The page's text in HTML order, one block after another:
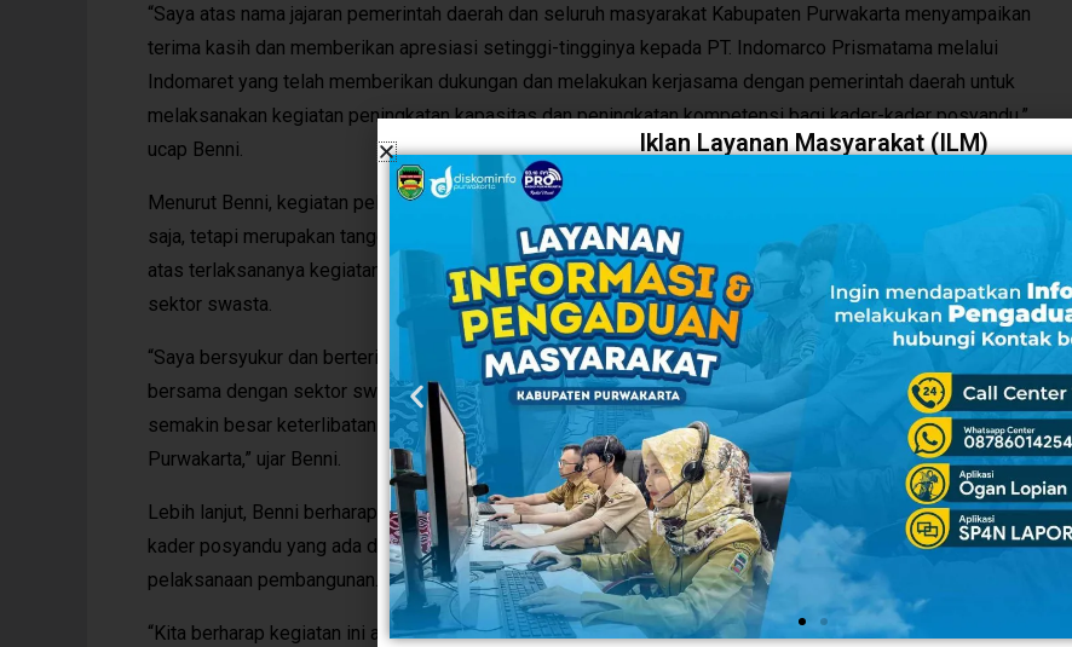
“Saya atas nama jajaran pemerintah daerah dan seluruh masyarakat Kabupaten Purwakarta menyampaikan
terima kasih dan memberikan apresiasi setinggi-tingginya kepada PT. Indomarco Prismatama melalui
Indomaret yang telah memberikan dukungan dan melakukan kerjasama dengan pemerintah daerah untuk
melaksanakan kegiatan peningkatan kapasitas dan peningkatan kompetensi bagi kader-kader posyandu,”
ucap Benni.
Menurut Benni, kegiatan pelatihan kader posyandu tidak hanya menjadi tanggung jawab pemerintah daerah
saja, tetapi merupakan tanggung jawab semua pihak. Pemerintah daerah sangat bersyukur dan berterima kasih
atas terlaksananya kegiatan peningkatan kompetensi yang telah dilakukan secara bersama-sama dengan
sektor swasta.
“Saya bersyukur dan berterimakasih karena bisa menyelenggarakan kegiatan peningkatan kompetensi ini
bersama dengan sektor swasta. Saya juga berharap, teman-teman dari media ikut andil di dalamnya, sehingga
semakin besar keterlibatan berbagai pihak dalam kegiatan peningkatan sumber daya manusia di Kabupaten
Purwakarta,” ujar Benni.
Lebih lanjut, Benni berharap kegiatan pelatihan kader posyandu dapat dilakukan secara terus-menerus. Karena,
kader posyandu yang ada di tengah-tengah masyarakat merupakan tokoh yang menjadi ujung tombak dalam
pelaksanaan pembangunan. Tak hanya dibidang kesehatan, tetapi juga diberbagai bidang kehidupan lainnya.
“Kita berharap kegiatan ini akan terus-menerus dapat dilakukan karena kita paham, sesungguhnya kader-kader
Iklan Layanan Masyarakat (ILM)